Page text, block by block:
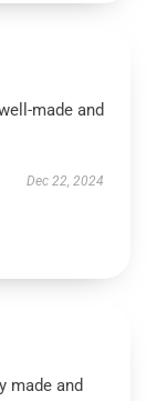
made and
Dec 22, 2024
made and